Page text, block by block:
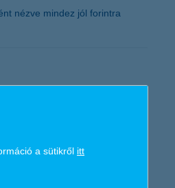
nézve mindez jól forintra
de a befektetők is
a sütikről itt